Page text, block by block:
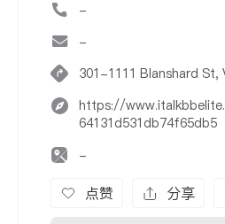
-
-
301-1111 Blanshard St,
https://
64131d531db74f65db5
-
点赞 分享